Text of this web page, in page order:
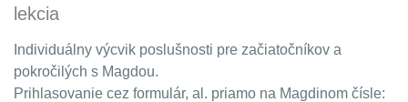
lekcia
Individuálny výcvik poslušnosti pre začiatočníkov a
pokročilých s Magdou.
Prihlasovanie cez formulár, al. priamo na Magdinom čísle: